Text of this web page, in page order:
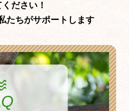
ださい！
たちがサポートします